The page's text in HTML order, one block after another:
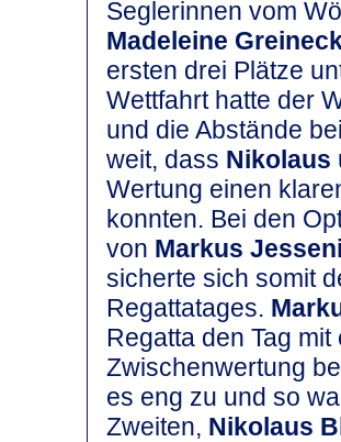
Seglerinnen vom
Madeleine
ersten drei Plätze
Wettfahrt hatte der
und die Abstände
weit, dass Nikolaus
Wertung einen
konnten. Bei den
von Markus
sicherte sich somit
Regattatages.
Regatta den Tag
Zwischenwertung
es eng zu und so
Zweiten, Nikolaus